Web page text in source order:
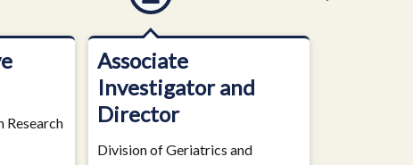
Research
Associate
Investigator and
Director
Division of Geriatrics and